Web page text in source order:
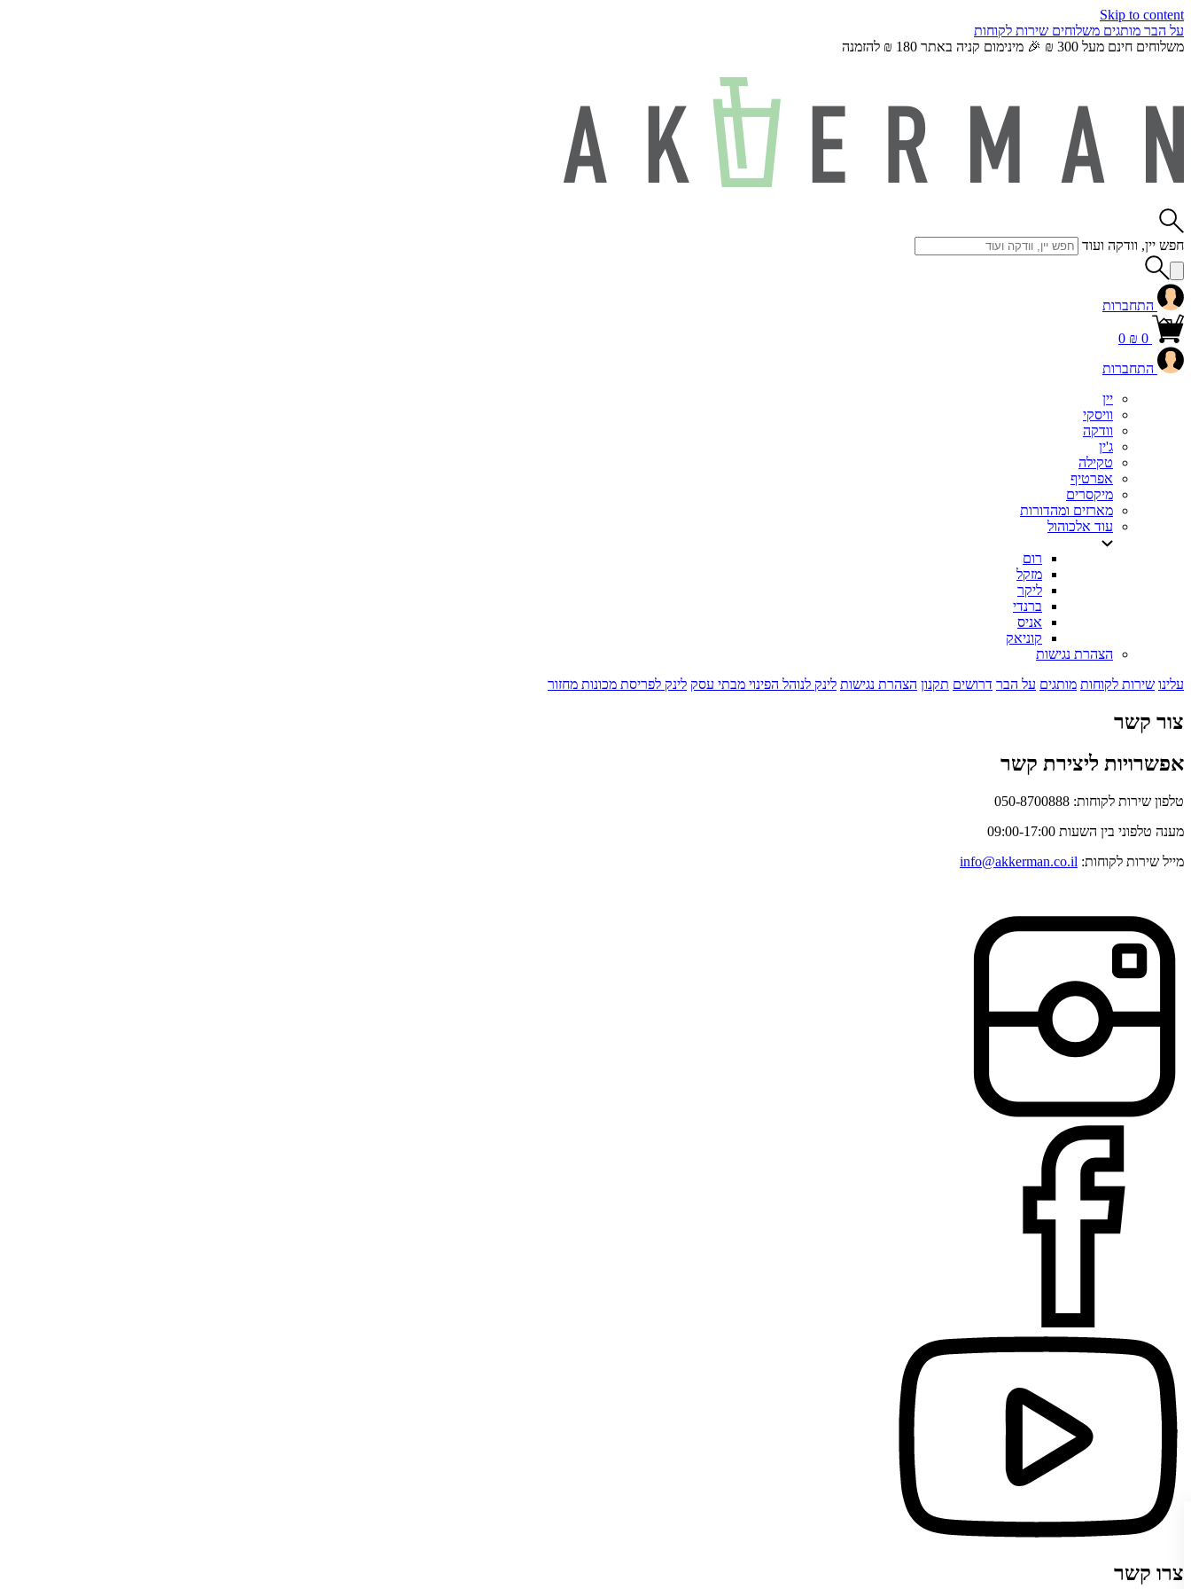
Skip to content
על הבר מותגים משלוחים שירות לקוחות
משלוחים חינם מעל 300 ₪ 🎉 מינימום קניה באתר 180 ₪ להזמנה
חפש יין, וודקה ועוד
התחברות
0
0 ₪
התחברות
יין
וויסקי
וודקה
ג'ין
טקילה
אפרטיף
מיקסרים
מארזים ומהדורות
עוד אלכוהול
רום
מזקל
ליקר
ברנדי
אניס
קוניאק
הצהרת נגישות
עלינו שירות לקוחות מותגים על הבר דרושים תקנון הצהרת נגישות לינק לנוהל הפינוי מבתי עסק לינק לפריסת מכונות מחזור
צור קשר
אפשרויות ליצירת קשר
טלפון שירות לקוחות: 050-8700888
מענה טלפוני בין השעות 09:00-17:00
מייל שירות לקוחות: info@akkerman.co.il
צרו קשר